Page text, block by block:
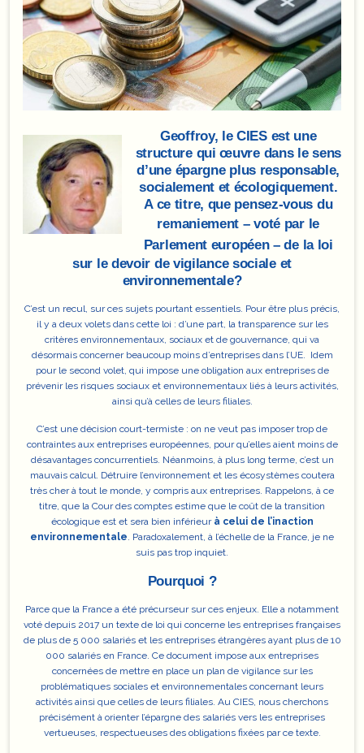
Geoffroy, le CIES est une
structure qui œuvre dans le sens
d’une épargne plus responsable,
socialement et écologiquement.
A ce titre, que pensez-vous du
remaniement –voté par le
Parlement européen– de la loi
sur le devoir de vigilance sociale et
environnementale?
C’est un recul, sur ces sujets pourtant essentiels. Pour être plus précis,
il y a deux volets dans cette loi : d’une part, la transparence sur les
critères environnementaux, sociaux et de gouvernance, qui va
désormais concerner beaucoup moins d’entreprises dans l’UE. Idem
pour le second volet, qui impose une obligation aux entreprises de
prévenir les risques sociaux et environnementaux liés à leurs activités,
ainsi qu’à celles de leurs filiales.
C’est une décision court-termiste : on ne veut pas imposer trop de
contraintes aux entreprises européennes, pour qu’elles aient moins de
désavantages concurrentiels. Néanmoins, à plus long terme, c’est un
mauvais calcul. Détruire l’environnement et les écosystèmes coutera
très cher à tout le monde, y compris aux entreprises. Rappelons, à ce
titre, que la Cour des comptes estime que le coût de la transition
écologique est et sera bien inférieur à celui de l’inaction
environnementale. Paradoxalement, à l’échelle de la France, je ne
suis pas trop inquiet.
Pourquoi ?
Parce que la France a été précurseur sur ces enjeux. Elle a notamment
voté depuis 2017 un texte de loi qui concerne les entreprises françaises
de plus de 5 000 salariés et les entreprises étrangères ayant plus de 10
000 salariés en France. Ce document impose aux entreprises
concernées de mettre en place un plan de vigilance sur les
problématiques sociales et environnementales concernant leurs
activités ainsi que celles de leurs filiales. Au CIES, nous cherchons
précisément à orienter l’épargne des salariés vers les entreprises
vertueuses, respectueuses des obligations fixées par ce texte.